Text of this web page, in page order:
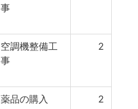
事
空調機整備工
事
2
薬品の購入 2